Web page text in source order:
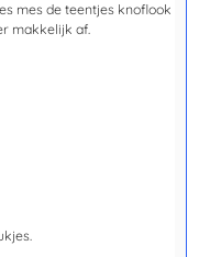
mes de teentjes knoflook
makkelijk af.